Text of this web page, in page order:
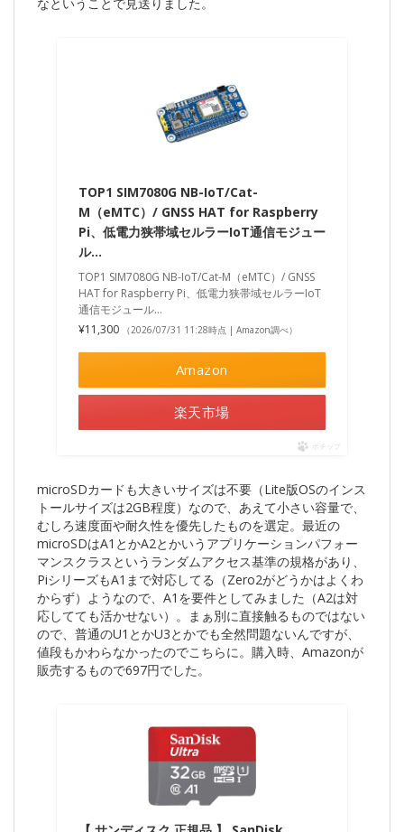
TOP1 SIM7080G NB-IoT/Cat-
M（eMTC）/ GNSS HAT for Raspberry
Pi、低電力狭帯域セルラーIoT通信モジュー
ル…
TOP1 SIM7080G NB-IoT/Cat-M（eMTC）/ GNSS
HAT for Raspberry Pi、低電力狭帯域セルラーIoT
通信モジュール…
¥11,300
（2026/07/31 11:28時点 | Amazon調べ）
Amazon
楽天市場
ポチップ
microSDカードも大きいサイズは不要（Lite版OSのインス
トールサイズは2GB程度）なので、あえて小さい容量で、
むしろ速度面や耐久性を優先したものを選定。最近の
microSDはA1とかA2とかいうアプリケーションパフォー
マンスクラスというランダムアクセス基準の規格があり、
PiシリーズもA1まで対応してる（Zero2がどうかはよくわ
からず）ようなので、A1を要件としてみました（A2は対
応してても活かせない）。まぁ別に直接触るものではない
ので、普通のU1とかU3とかでも全然問題ないんですが、
値段もかわらなかったのでこちらに。購入時、Amazonが
販売するもので697円でした。